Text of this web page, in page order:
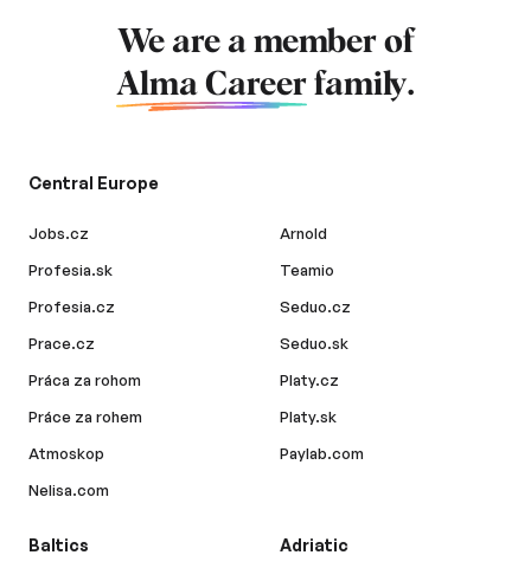
We are a member of
Alma Career family.
Central Europe
Jobs.cz
Profesia.sk
Profesia.cz
Prace.cz
Práca za rohom
Práce za rohem
Atmoskop
Nelisa.com
Arnold
Teamio
Seduo.cz
Seduo.sk
Platy.cz
Platy.sk
Paylab.com
Baltics Adriatic